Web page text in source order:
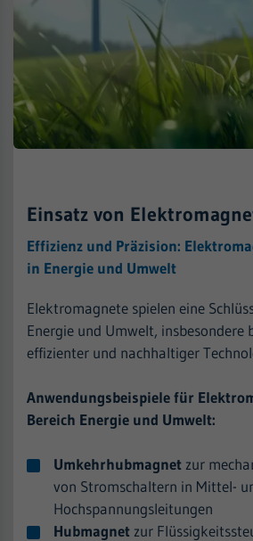
Einsatz von
Effizienz und Präzision:
in Energie und Umwelt
Elektromagnete spielen eine
Energie und Umwelt, insbesondere
effizienter und nachhaltiger
Anwendungsbeispiele für
Bereich Energie und Umwelt:
Umkehrhubmagnet zur
von Stromschaltern in Mittel-
Hochspannungsleitungen
Hubmagnet zur